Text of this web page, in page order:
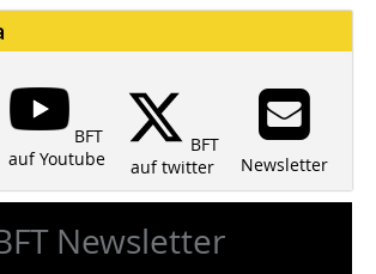
BFT
auf Youtube
BFT
auf twitter
Newsletter
Newsletter